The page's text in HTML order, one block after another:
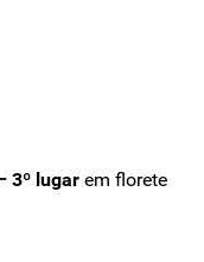
3º lugar em florete